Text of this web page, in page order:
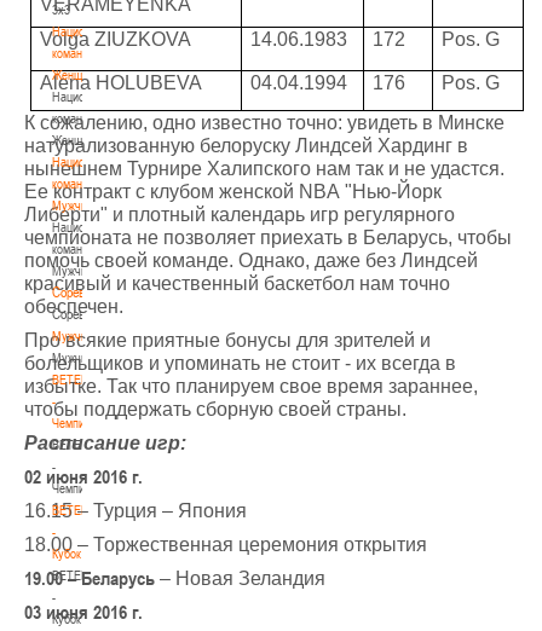
3х3
Национальная
команда.
Женщины
Национальная
команда.
Женщины
Национальная
команда.
Мужчины
Национальная
команда.
Мужчины
Соревнования
Соревнования
Мужчины
Мужчины
BETERA
-
Чемпионат
BETERA
-
Чемпионат
BETERA
-
Кубок
BETERA
-
Кубок
VERAMEYENKA
Volga ZIUZKOVA
14.06.1983 172 Pos. G
Alena HOLUBEVA 04.04.1994 176
Pos. G
К сожалению, одно известно точно: увидеть в Минске
натурализованную белоруску Линдсей Хардинг в
нынешнем Турнире Халипского нам так и не удастся.
Ее контракт с клубом женской NBA "Нью-Йорк
Либерти" и плотный календарь игр регулярного
чемпионата не позволяет приехать в Беларусь, чтобы
помочь своей команде. Однако, даже без Линдсей
красивый и качественный баскетбол нам точно
обеспечен.
Про всякие приятные бонусы для зрителей и
болельщиков и упоминать не стоит - их всегда в
избытке. Так что планируем свое время зараннее,
чтобы поддержать сборную своей страны.
Расписание игр:
02 июня 2016 г.
16.15 – Турция – Япония
18.00 – Торжественная церемония открытия
19.00 – Беларусь – Новая Зеландия
03 июня 2016 г.